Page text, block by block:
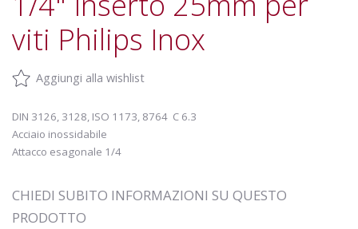
viti Philips Inox
Aggiungi alla wishlist
DIN 3126, 3128, ISO 1173, 8764 C 6.3
Acciaio inossidabile
Attacco esagonale 1/4
CHIEDI SUBITO INFORMAZIONI SU QUESTO
PRODOTTO